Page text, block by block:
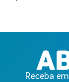
Receba